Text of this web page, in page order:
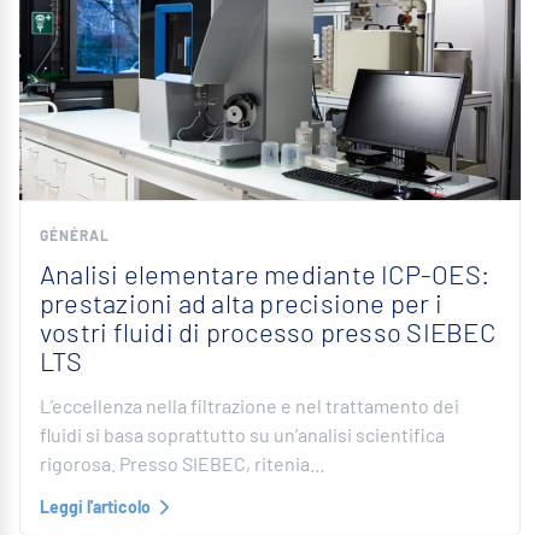
GÉNÉRAL
Analisi elementare mediante ICP-OES:
prestazioni ad alta precisione per i
vostri fluidi di processo presso SIEBEC
LTS
L’eccellenza nella filtrazione e nel trattamento dei
fluidi si basa soprattutto su un’analisi scientifica
rigorosa. Presso SIEBEC, ritenia…
Leggi l'articolo